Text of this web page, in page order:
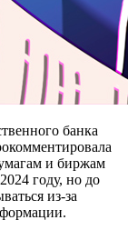
банка
и биржам
году, но до
из-за